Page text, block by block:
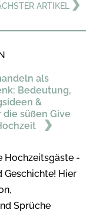
ARTIKEL
als
Bedeutung,
&
süßen Give
Hochzeitsgäste -
Geschichte! Hier
Sprüche